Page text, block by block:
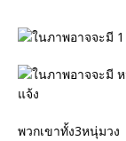
พวกเขาทั้ง3หนุ่มวง